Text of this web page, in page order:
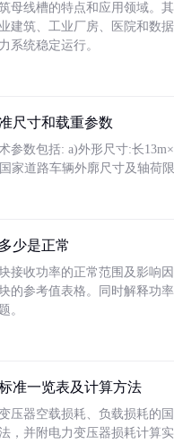
母线槽的特点和应用领域。
建筑、工业厂房、医院和数
系统稳定运行。
尺寸和载重参数
参数包括: a)外形尺寸:长
家道路车辆外廓尺寸及轴荷
少是正常
接收功率的正常范围及影响
的参考值表格。同时解释功
。
准一览表及计算方法
压器空载损耗、负载损耗的
，并附电力变压器损耗计算